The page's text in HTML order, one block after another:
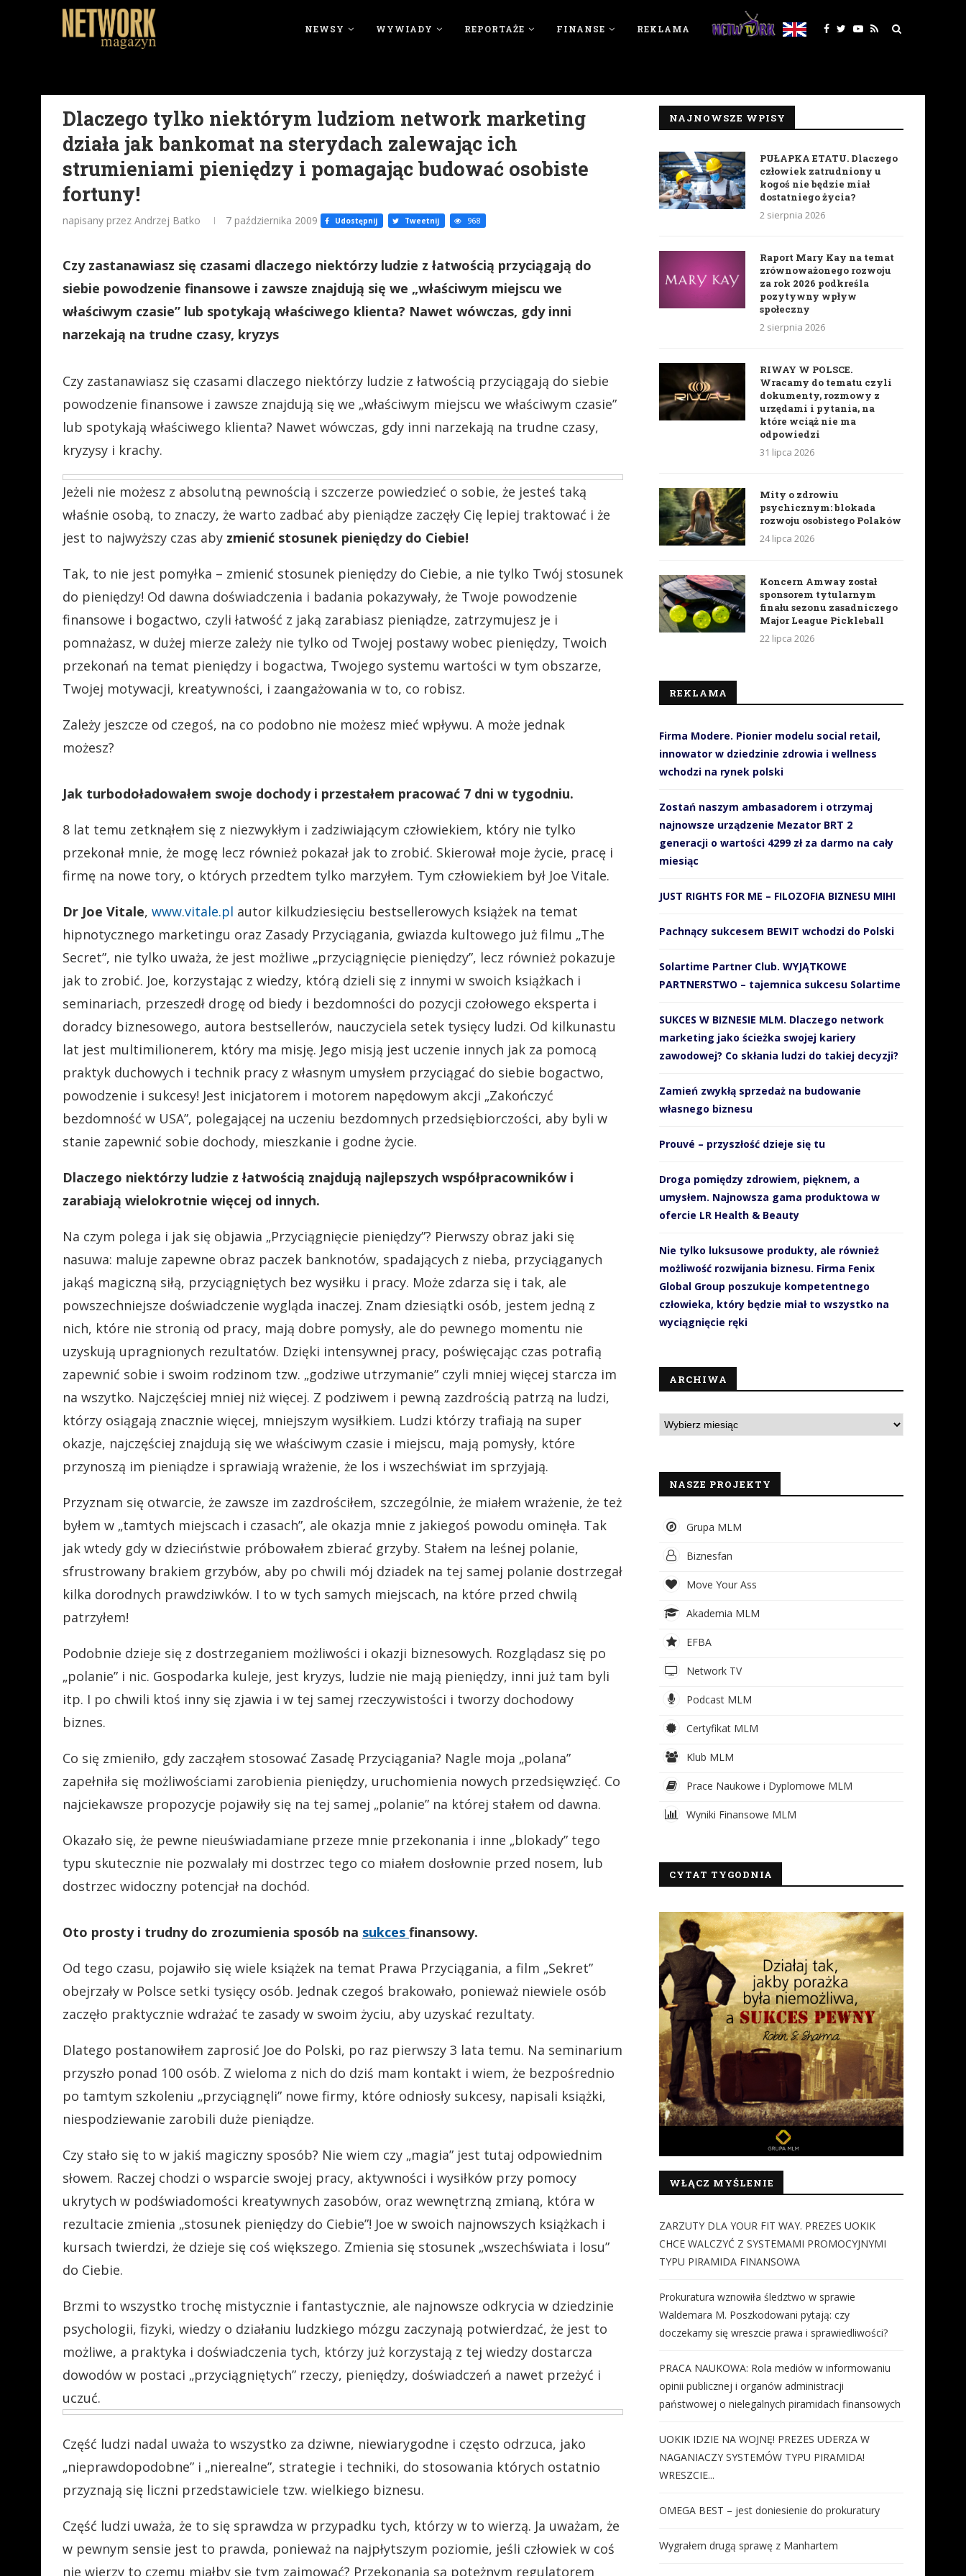
NEWSY WYWIADY REPORTAŻE FINANSE REKLAMA
Dlaczego tylko niektórym ludziom network marketing
działa jak bankomat na sterydach zalewając ich
strumieniami pieniędzy i pomagając budować osobiste
fortuny!
napisany przez Andrzej Batko 7 października 2009 Udostępnij Tweetnij 968
Czy zastanawiasz się czasami dlaczego niektórzy ludzie z łatwością przyciągają do
siebie powodzenie finansowe i zawsze znajdują się we „właściwym miejscu we
właściwym czasie” lub spotykają właściwego klienta? Nawet wówczas, gdy inni
narzekają na trudne czasy, kryzys
Czy zastanawiasz się czasami dlaczego niektórzy ludzie z łatwością przyciągają do siebie
powodzenie finansowe i zawsze znajdują się we „właściwym miejscu we właściwym czasie”
lub spotykają właściwego klienta? Nawet wówczas, gdy inni narzekają na trudne czasy,
kryzysy i krachy.
Jeżeli nie możesz z absolutną pewnością i szczerze powiedzieć o sobie, że jesteś taką
właśnie osobą, to znaczy, że warto zadbać aby pieniądze zaczęły Cię lepiej traktować i że
jest to najwyższy czas aby zmienić stosunek pieniędzy do Ciebie!
Tak, to nie jest pomyłka – zmienić stosunek pieniędzy do Ciebie, a nie tylko Twój stosunek
do pieniędzy! Od dawna doświadczenia i badania pokazywały, że Twoje powodzenie
finansowe i bogactwo, czyli łatwość z jaką zarabiasz pieniądze, zatrzymujesz je i
pomnażasz, w dużej mierze zależy nie tylko od Twojej postawy wobec pieniędzy, Twoich
przekonań na temat pieniędzy i bogactwa, Twojego systemu wartości w tym obszarze,
Twojej motywacji, kreatywności, i zaangażowania w to, co robisz.
Zależy jeszcze od czegoś, na co podobno nie możesz mieć wpływu. A może jednak
możesz?
Jak turbodoładowałem swoje dochody i przestałem pracować 7 dni w tygodniu.
8 lat temu zetknąłem się z niezwykłym i zadziwiającym człowiekiem, który nie tylko
przekonał mnie, że mogę lecz również pokazał jak to zrobić. Skierował moje życie, pracę i
firmę na nowe tory, o których przedtem tylko marzyłem. Tym człowiekiem był Joe Vitale.
Dr Joe Vitale, www.vitale.pl autor kilkudziesięciu bestsellerowych książek na temat
hipnotycznego marketingu oraz Zasady Przyciągania, gwiazda kultowego już filmu „The
Secret”, nie tylko uważa, że jest możliwe „przyciągnięcie pieniędzy”, lecz również pokazuje
jak to zrobić. Joe, korzystając z wiedzy, którą dzieli się z innymi w swoich książkach i
seminariach, przeszedł drogę od biedy i bezdomności do pozycji czołowego eksperta i
doradcy biznesowego, autora bestsellerów, nauczyciela setek tysięcy ludzi. Od kilkunastu
lat jest multimilionerem, który ma misję. Jego misją jest uczenie innych jak za pomocą
praktyk duchowych i technik pracy z własnym umysłem przyciągać do siebie bogactwo,
powodzenie i sukcesy! Jest inicjatorem i motorem napędowym akcji „Zakończyć
bezdomność w USA”, polegającej na uczeniu bezdomnych przedsiębiorczości, aby byli w
stanie zapewnić sobie dochody, mieszkanie i godne życie.
Dlaczego niektórzy ludzie z łatwością znajdują najlepszych współpracowników i
zarabiają wielokrotnie więcej od innych.
Na czym polega i jak się objawia „Przyciągnięcie pieniędzy”? Pierwszy obraz jaki się
nasuwa: maluje zapewne obraz paczek banknotów, spadających z nieba, przyciąganych
jakąś magiczną siłą, przyciągniętych bez wysiłku i pracy. Może zdarza się i tak, ale
powszechniejsze doświadczenie wygląda inaczej. Znam dziesiątki osób, jestem jedną z
nich, które nie stronią od pracy, mają dobre pomysły, ale do pewnego momentu nie
uzyskują upragnionych rezultatów. Dzięki intensywnej pracy, poświęcając czas potrafią
zapewnić sobie i swoim rodzinom tzw. „godziwe utrzymanie” czyli mniej więcej starcza im
na wszytko. Najczęściej mniej niż więcej. Z podziwem i pewną zazdrością patrzą na ludzi,
którzy osiągają znacznie więcej, mniejszym wysiłkiem. Ludzi którzy trafiają na super
okazje, najczęściej znajdują się we właściwym czasie i miejscu, mają pomysły, które
przynoszą im pieniądze i sprawiają wrażenie, że los i wszechświat im sprzyjają.
Przyznam się otwarcie, że zawsze im zazdrościłem, szczególnie, że miałem wrażenie, że też
byłem w „tamtych miejscach i czasach”, ale okazja mnie z jakiegoś powodu ominęła. Tak
jak wtedy gdy w dzieciństwie próbowałem zbierać grzyby. Stałem na leśnej polanie,
sfrustrowany brakiem grzybów, aby po chwili mój dziadek na tej samej polanie dostrzegał
kilka dorodnych prawdziwków. I to w tych samych miejscach, na które przed chwilą
patrzyłem!
Podobnie dzieje się z dostrzeganiem możliwości i okazji biznesowych. Rozglądasz się po
„polanie” i nic. Gospodarka kuleje, jest kryzys, ludzie nie mają pieniędzy, inni już tam byli
itp. I po chwili ktoś inny się zjawia i w tej samej rzeczywistości i tworzy dochodowy
biznes.
Co się zmieniło, gdy zacząłem stosować Zasadę Przyciągania? Nagle moja „polana”
zapełniła się możliwościami zarobienia pieniędzy, uruchomienia nowych przedsięwzięć. Co
najciekawsze propozycje pojawiły się na tej samej „polanie” na której stałem od dawna.
Okazało się, że pewne nieuświadamiane przeze mnie przekonania i inne „blokady” tego
typu skutecznie nie pozwalały mi dostrzec tego co miałem dosłownie przed nosem, lub
dostrzec widoczny potencjał na dochód.
Oto prosty i trudny do zrozumienia sposób na sukces finansowy.
Od tego czasu, pojawiło się wiele książek na temat Prawa Przyciągania, a film „Sekret”
obejrzały w Polsce setki tysięcy osób. Jednak czegoś brakowało, ponieważ niewiele osób
zaczęło praktycznie wdrażać te zasady w swoim życiu, aby uzyskać rezultaty.
Dlatego postanowiłem zaprosić Joe do Polski, po raz pierwszy 3 lata temu. Na seminarium
przyszło ponad 100 osób. Z wieloma z nich do dziś mam kontakt i wiem, że bezpośrednio
po tamtym szkoleniu „przyciągnęli” nowe firmy, które odniosły sukcesy, napisali książki,
niespodziewanie zarobili duże pieniądze.
Czy stało się to w jakiś magiczny sposób? Nie wiem czy „magia” jest tutaj odpowiednim
słowem. Raczej chodzi o wsparcie swojej pracy, aktywności i wysiłków przy pomocy
ukrytych w podświadomości kreatywnych zasobów, oraz wewnętrzną zmianą, która w
rezultacie zmienia „stosunek pieniędzy do Ciebie”! Joe w swoich najnowszych książkach i
kursach twierdzi, że dzieje się coś większego. Zmienia się stosunek „wszechświata i losu”
do Ciebie.
Brzmi to wszystko trochę mistycznie i fantastycznie, ale najnowsze odkrycia w dziedzinie
psychologii, fizyki, wiedzy o działaniu ludzkiego mózgu zaczynają potwierdzać, że jest to
możliwe, a praktyka i doświadczenia tych, którzy już korzystają z tej wiedzy dostarcza
dowodów w postaci „przyciągniętych” rzeczy, pieniędzy, doświadczeń a nawet przeżyć i
uczuć.
Część ludzi nadal uważa to wszystko za dziwne, niewiarygodne i często odrzuca, jako
„nieprawdopodobne” i „nierealne”, strategie i techniki, do stosowania których ostatnio
przyznają się liczni przedstawiciele tzw. wielkiego biznesu.
Część ludzi uważa, że to się sprawdza w przypadku tych, którzy w to wierzą. Ja uważam, że
w pewnym sensie jest to prawda, ponieważ na najpłytszym poziomie, jeśli człowiek w coś
nie wierzy to czemu miałby się tym zajmować? Przekonania są potężnym regulatorem
NAJNOWSZE WPISY
PUŁAPKA ETATU. Dlaczego
człowiek zatrudniony u
kogoś nie będzie miał
dostatniego życia?
2 sierpnia 2026
Raport Mary Kay na temat
zrównoważonego rozwoju
za rok 2026 podkreśla
pozytywny wpływ
społeczny
2 sierpnia 2026
RIWAY W POLSCE.
Wracamy do tematu czyli
dokumenty, rozmowy z
urzędami i pytania, na
które wciąż nie ma
odpowiedzi
31 lipca 2026
Mity o zdrowiu
psychicznym: blokada
rozwoju osobistego Polaków
24 lipca 2026
Koncern Amway został
sponsorem tytularnym
finału sezonu zasadniczego
Major League Pickleball
22 lipca 2026
REKLAMA
Firma Modere. Pionier modelu social retail,
innowator w dziedzinie zdrowia i wellness
wchodzi na rynek polski
Zostań naszym ambasadorem i otrzymaj
najnowsze urządzenie Mezator BRT 2
generacji o wartości 4299 zł za darmo na cały
miesiąc
JUST RIGHTS FOR ME – FILOZOFIA BIZNESU MIHI
Pachnący sukcesem BEWIT wchodzi do Polski
Solartime Partner Club. WYJĄTKOWE
PARTNERSTWO – tajemnica sukcesu Solartime
SUKCES W BIZNESIE MLM. Dlaczego network
marketing jako ścieżka swojej kariery
zawodowej? Co skłania ludzi do takiej decyzji?
Zamień zwykłą sprzedaż na budowanie
własnego biznesu
Prouvé – przyszłość dzieje się tu
Droga pomiędzy zdrowiem, pięknem, a
umysłem. Najnowsza gama produktowa w
ofercie LR Health & Beauty
Nie tylko luksusowe produkty, ale również
możliwość rozwijania biznesu. Firma Fenix
Global Group poszukuje kompetentnego
człowieka, który będzie miał to wszystko na
wyciągnięcie ręki
ARCHIWA
NASZE PROJEKTY
Grupa MLM
Biznesfan
Move Your Ass
Akademia MLM
EFBA
Network TV
Podcast MLM
Certyfikat MLM
Klub MLM
Prace Naukowe i Dyplomowe MLM
Wyniki Finansowe MLM
CYTAT TYGODNIA
WŁĄCZ MYŚLENIE
ZARZUTY DLA YOUR FIT WAY. PREZES UOKIK
CHCE WALCZYĆ Z SYSTEMAMI PROMOCYJNYMI
TYPU PIRAMIDA FINANSOWA
Prokuratura wznowiła śledztwo w sprawie
Waldemara M. Poszkodowani pytają: czy
doczekamy się wreszcie prawa i sprawiedliwości?
PRACA NAUKOWA: Rola mediów w informowaniu
opinii publicznej i organów administracji
państwowej o nielegalnych piramidach finansowych
UOKIK IDZIE NA WOJNĘ! PREZES UDERZA W
NAGANIACZY SYSTEMÓW TYPU PIRAMIDA!
WRESZCIE...
OMEGA BEST – jest doniesienie do prokuratury
Wygrałem drugą sprawę z Manhartem